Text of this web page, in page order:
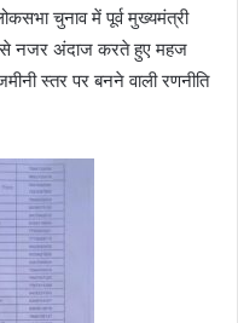
चुनाव में पूर्व मुख्यमंत्री
नजर अंदाज करते हुए महज
स्तर पर बनने वाली रणनीति